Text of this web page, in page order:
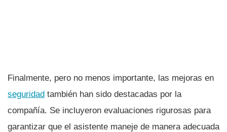
Finalmente, pero no menos importante, las mejoras en
seguridad también han sido destacadas por la
compañía. Se incluyeron evaluaciones rigurosas para
garantizar que el asistente maneje de manera adecuada